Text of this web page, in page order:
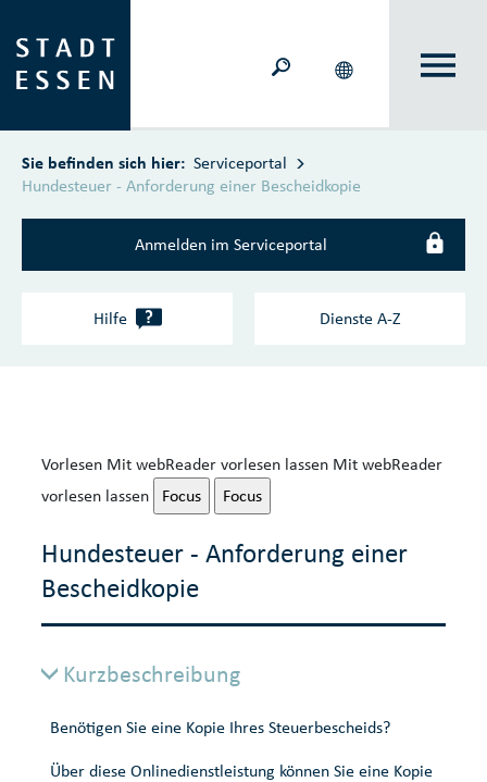
Sie befinden sich hier: Serviceportal
Hundesteuer - Anforderung einer Bescheidkopie
Anmelden im Serviceportal
Hilfe ? Dienste A‑Z
Vorlesen Mit webReader vorlesen lassen Mit webReader
vorlesen lassen
Focus Focus
Hundesteuer - Anforderung einer
Bescheidkopie
Kurzbeschreibung
Benötigen Sie eine Kopie Ihres Steuerbescheids?
Über diese Onlinedienstleistung können Sie eine Kopie